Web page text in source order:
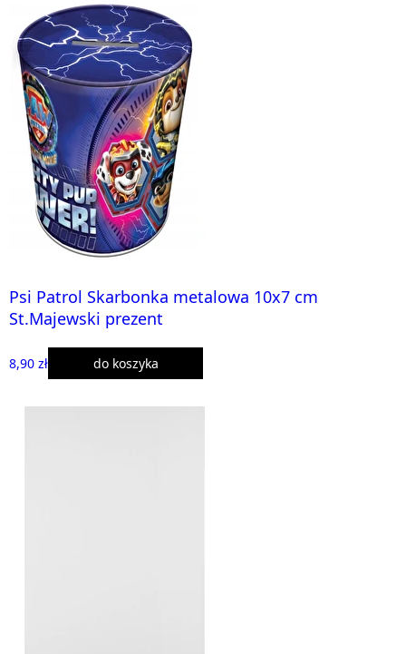
Psi Patrol Skarbonka metalowa 10x7 cm
St.Majewski prezent
8,90 zł do koszyka